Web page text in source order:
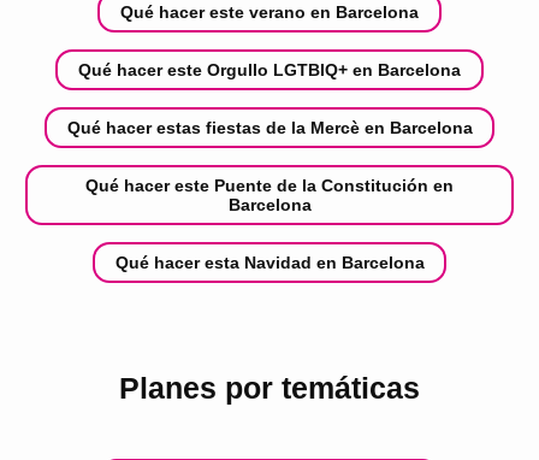
Qué hacer este verano en Barcelona
Qué hacer este Orgullo LGTBIQ+ en Barcelona
Qué hacer estas fiestas de la Mercè en Barcelona
Qué hacer este Puente de la Constitución en
Barcelona
Qué hacer esta Navidad en Barcelona
Planes por temáticas